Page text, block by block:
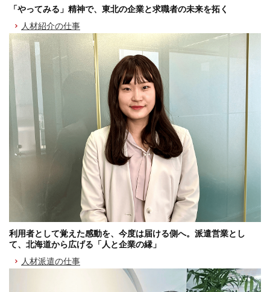
「やってみる」精神で、東北の企業と求職者の未来を拓く
人材紹介の仕事
利用者として覚えた感動を、今度は届ける側へ。派遣営業とし
て、北海道から広げる「人と企業の縁」
人材派遣の仕事